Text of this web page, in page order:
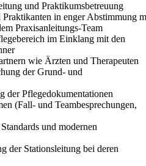
und Praktikumsbetreuung
Praktikanten in enger Abstimmung
Praxisanleitungs-Team
im Einklang mit den
wie Ärzten und Therapeuten
der Grund- und
der Pflegedokumentationen
(Fall- und Teambesprechungen,
und modernen
der Stationsleitung bei deren